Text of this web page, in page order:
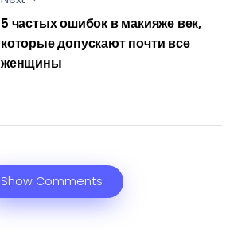
5 частых ошибок в макияже век,
которые допускают почти все
женщины
Show Comments